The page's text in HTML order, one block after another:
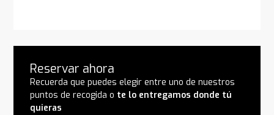
Reservar ahora
Recuerda que puedes elegir entre uno de nuestros
puntos de recogida o te lo entregamos donde tú
quieras